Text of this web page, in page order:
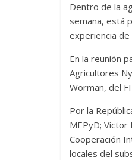
Dentro de la
semana, está
experiencia
En la reunión
Agricultores
Worman, del
Por la
MEPyD;
Cooperación
locales del